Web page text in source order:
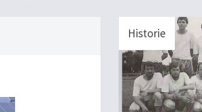
Historie